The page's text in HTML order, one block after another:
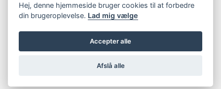
copyright © 2002-2023
Hej, denne hjemmeside bruger cookies til at forbedre
din brugeroplevelse. Lad mig vælge
Accepter alle
Afslå alle